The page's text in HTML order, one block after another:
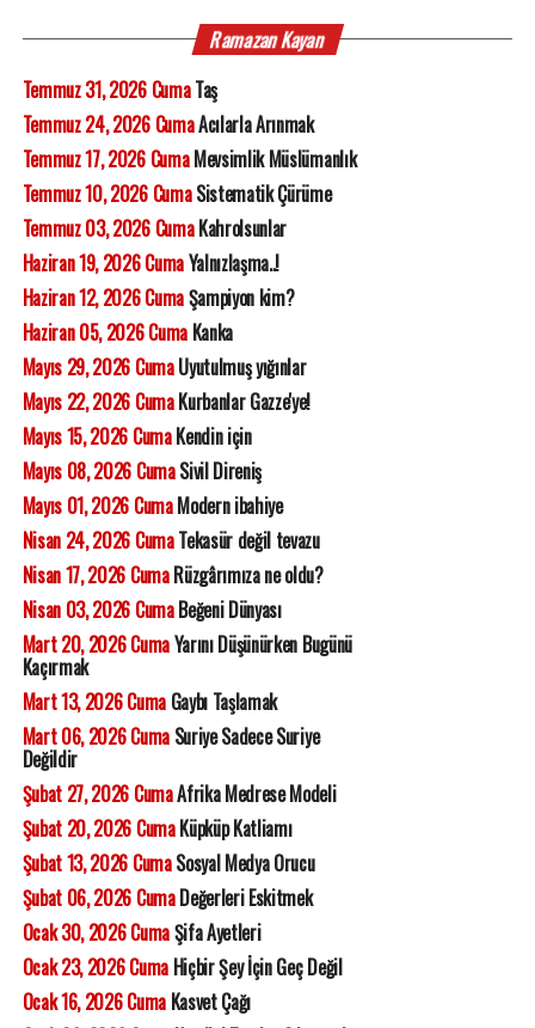
Ramazan Kayan
Temmuz 31, 2026 CumaTaş
Temmuz 24, 2026 CumaAcılarla Arınmak
Temmuz 17, 2026 CumaMevsimlik Müslümanlık
Temmuz 10, 2026 CumaSistematik Çürüme
Temmuz 03, 2026 CumaKahrolsunlar
Haziran 19, 2026 CumaYalnızlaşma..!
Haziran 12, 2026 CumaŞampiyon kim?
Haziran 05, 2026 CumaKanka
Mayıs 29, 2026 CumaUyutulmuş yığınlar
Mayıs 22, 2026 CumaKurbanlar Gazze'ye!
Mayıs 15, 2026 CumaKendin için
Mayıs 08, 2026 CumaSivil Direniş
Mayıs 01, 2026 CumaModern ibahiye
Nisan 24, 2026 CumaTekasür değil tevazu
Nisan 17, 2026 CumaRüzgârımıza ne oldu?
Nisan 03, 2026 CumaBeğeni Dünyası
Mart 20, 2026 CumaYarını Düşünürken Bugünü
Kaçırmak
Mart 13, 2026 CumaGaybı Taşlamak
Mart 06, 2026 CumaSuriye Sadece Suriye
Değildir
Şubat 27, 2026 CumaAfrika Medrese Modeli
Şubat 20, 2026 CumaKüpküp Katliamı
Şubat 13, 2026 CumaSosyal Medya Orucu
Şubat 06, 2026 CumaDeğerleri Eskitmek
Ocak 30, 2026 CumaŞifa Ayetleri
Ocak 23, 2026 CumaHiçbir Şey İçin Geç Değil
Ocak 16, 2026 CumaKasvet Çağı